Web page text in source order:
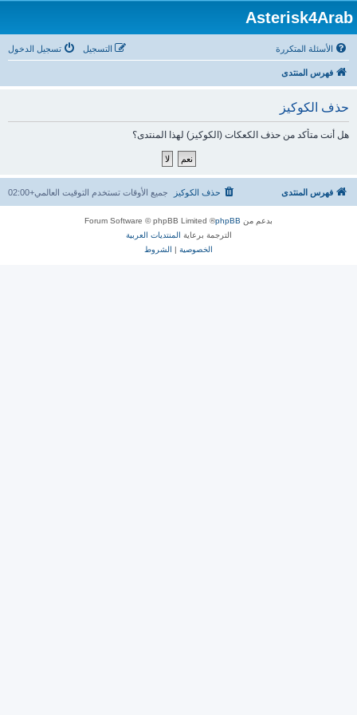
Asterisk4Arab
الأسئلة المتكررة تسجيل الدخول التسجيل
فهرس المنتدى
حذف الكوكيز
هل أنت متأكد من حذف الكعكات (الكوكيز) لهذا المنتدى؟
فهرس المنتدى جميع الأوقات تستخدم التوقيت العالمي+02:00 حذف الكوكيز
بدعم من phpBB
® Forum Software © phpBB Limited
الترجمة برعاية المنتديات العربية
الخصوصية | الشروط